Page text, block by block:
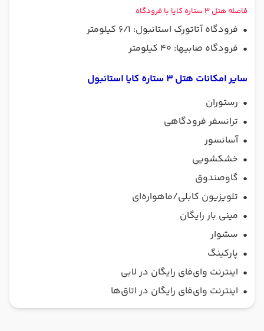
فاصله هتل 3 ستاره کایا با فرودگاه
• فرودگاه آتاتورک استانبول: ۶/۱ کیلومتر
• فرودگاه صابیها: ۴۰ کیلومتر
سایر امکانات هتل 3 ستاره کایا استانبول
• رستوران
• ترانسفر فرودگاهی
• آسانسور
• خشکشویی
• گاو‌صندوق
• تلویزیون کابلی/ماهواره‌ای
• مینی بار رایگان
• سشوار
• پارکینگ
• اینترنت وای‌فای رایگان در لابی
• اینترنت وای‌فای رایگان در اتاق‌ها